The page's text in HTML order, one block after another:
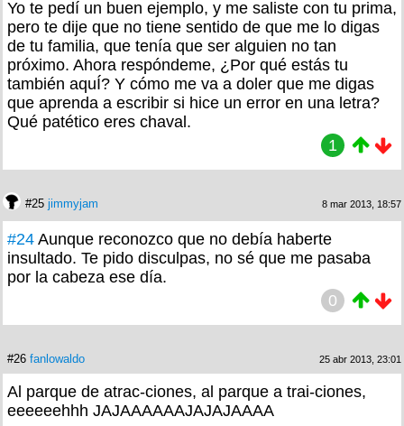
Yo te pedí un buen ejemplo, y me saliste con tu prima,
pero te dije que no tiene sentido de que me lo digas
de tu familia, que tenía que ser alguien no tan
próximo. Ahora respóndeme, ¿Por qué estás tu
también aquÍ? Y cómo me va a doler que me digas
que aprenda a escribir si hice un error en una letra?
Qué patético eres chaval.
1
#25 jimmyjam 8 mar 2013, 18:57
#24 Aunque reconozco que no debía haberte
insultado. Te pido disculpas, no sé que me pasaba
por la cabeza ese día.
0
#26 fanlowaldo 25 abr 2013, 23:01
Al parque de atrac-ciones, al parque a trai-ciones,
eeeeeehhh JAJAAAAAAJAJAJAAAA